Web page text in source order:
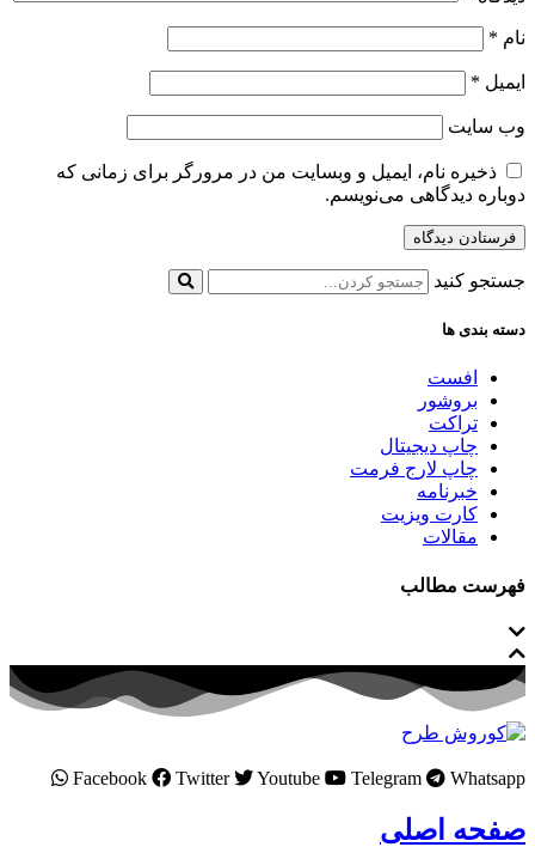
نام *
ایمیل *
وب‌ سایت
ذخیره نام، ایمیل و وبسایت من در مرورگر برای زمانی که
دوباره دیدگاهی می‌نویسم.
جستجو کنید
دسته بندی ها
افست
بروشور
تراکت
چاپ دیجیتال
چاپ لارج فرمت
خبرنامه
کارت ویزیت
مقالات
فهرست مطالب
Facebook Twitter Youtube Telegram Whatsapp
صفحه اصلی